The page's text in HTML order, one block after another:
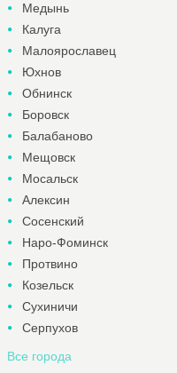
Медынь
Калуга
Малоярославец
Юхнов
Обнинск
Боровск
Балабаново
Мещовск
Мосальск
Алексин
Сосенский
Наро-Фоминск
Протвино
Козельск
Сухиничи
Серпухов
Все города